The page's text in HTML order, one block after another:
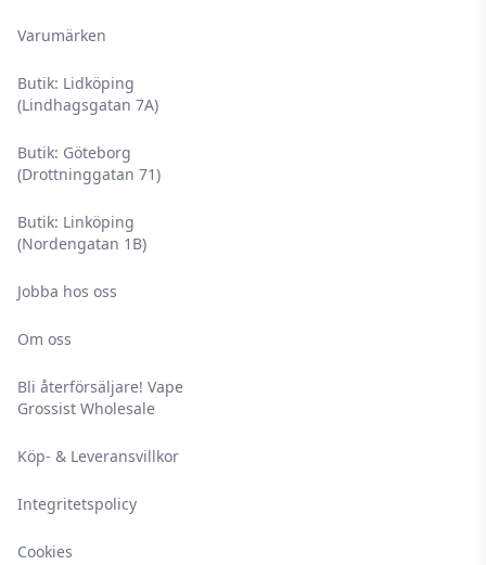
Varumärken
Butik: Lidköping
(Lindhagsgatan 7A)
Butik: Göteborg
(Drottninggatan 71)
Butik: Linköping
(Nordengatan 1B)
Jobba hos oss
Om oss
Bli återförsäljare! Vape
Grossist Wholesale
Köp- & Leveransvillkor
Integritetspolicy
Cookies